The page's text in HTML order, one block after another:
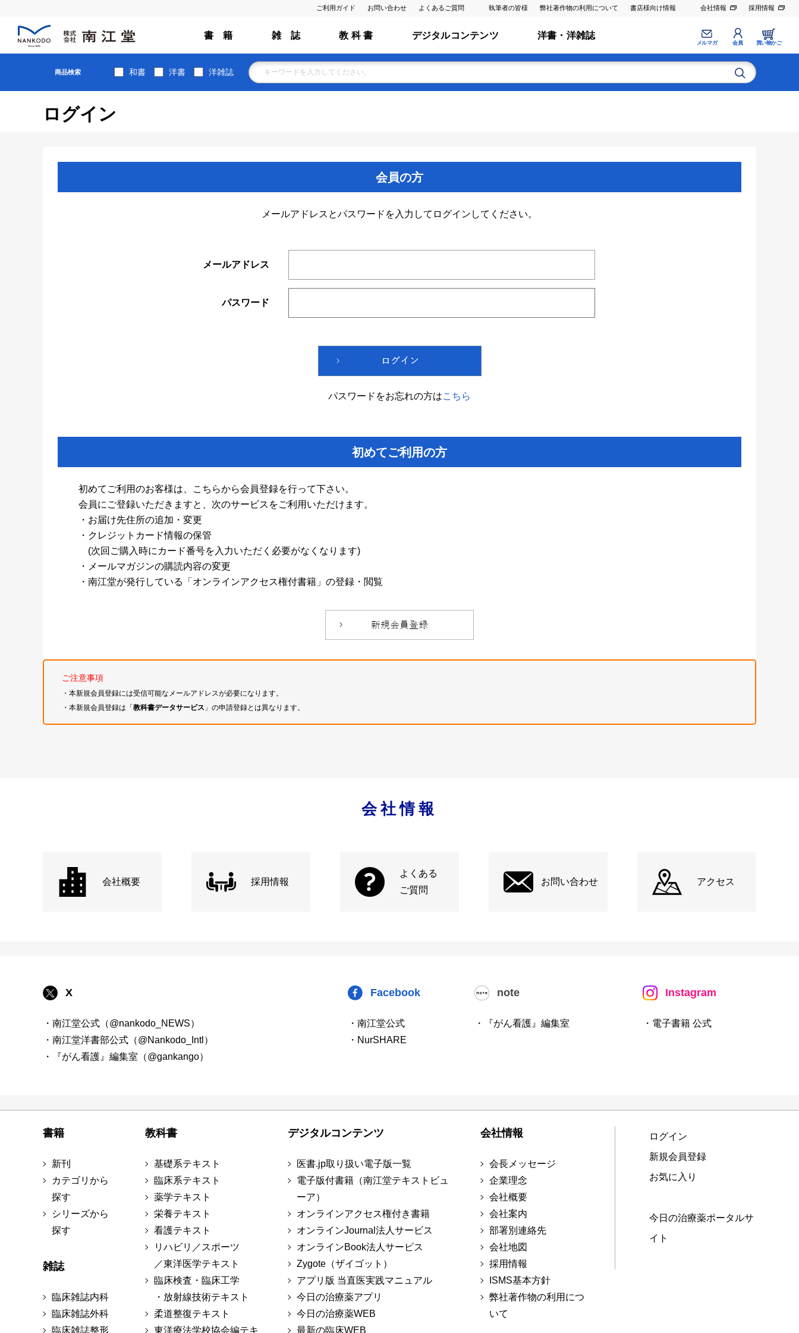
ご利用ガイド お問い合わせ よくあるご質問 執筆者の皆様 弊社著作物の利用について 書店様向け情報 会社情報 採用情報
書 籍 雑 誌 教 科 書 デジタルコンテンツ 洋書・洋雑誌
メルマガ 会員 買い物かご
商品検索 和書 洋書 洋雑誌
ログイン
会員の方
メールアドレスとパスワードを入力してログインしてください。
メールアドレス
パスワード
パスワードをお忘れの方はこちら
初めてご利用の方
初めてご利用のお客様は、こちらから会員登録を行って下さい。
会員にご登録いただきますと、次のサービスをご利用いただけます。
・お届け先住所の追加・変更
・クレジットカード情報の保管
(次回ご購入時にカード番号を入力いただく必要がなくなります)
・メールマガジンの購読内容の変更
・南江堂が発行している「オンラインアクセス権付書籍」の登録・閲覧
ご注意事項
・本新規会員登録には受信可能なメールアドレスが必要になります。
・本新規会員登録は「教科書データサービス 」の申請登録とは異なります。
会社情報
会社概要 採用情報
よくある
ご質問
お問い合わせ アクセス
X
・南江堂公式（@nankodo_NEWS）
・南江堂洋書部公式（@Nankodo_Intl）
・『がん看護』編集室（@gankango）
Facebook
・南江堂公式
・NurSHARE
note
・『がん看護』編集室
Instagram
・電子書籍 公式
書籍
新刊
カテゴリから
探す
シリーズから
探す
雑誌
臨床雑誌内科
臨床雑誌外科
臨床雑誌整形
教科書
基礎系テキスト
臨床系テキスト
薬学テキスト
栄養テキスト
看護テキスト
リハビリ／スポーツ
／東洋医学テキスト
臨床検査・臨床工学
・放射線技術テキスト
柔道整復テキスト
東洋療法学校協会編テキ
デジタルコンテンツ
医書.jp取り扱い電子版一覧
電子版付書籍（南江堂テキストビュ
ーア）
オンラインアクセス権付き書籍
オンラインJournal法人サービス
オンラインBook法人サービス
Zygote（ザイゴット）
アプリ版 当直医実践マニュアル
今日の治療薬アプリ
今日の治療薬WEB
最新の臨床WEB
会社情報
会長メッセージ
企業理念
会社概要
会社案内
部署別連絡先
会社地図
採用情報
ISMS基本方針
弊社著作物の利用につ
いて
ログイン
新規会員登録
お気に入り
今日の治療薬ポータルサ
イト